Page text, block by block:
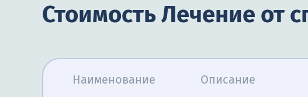
Стоимость Лечение от
Наименование Описание